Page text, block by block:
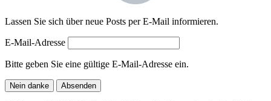
Lassen Sie sich über neue Posts per E-Mail informieren.
E-Mail-Adresse
Bitte geben Sie eine gültige E-Mail-Adresse ein.
Nein danke Absenden